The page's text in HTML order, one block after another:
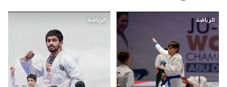
الرياضة الرياضة